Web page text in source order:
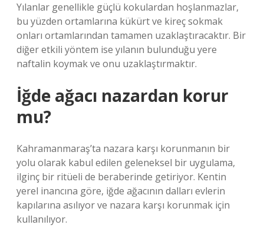
Yılanlar genellikle güçlü kokulardan hoşlanmazlar,
bu yüzden ortamlarına kükürt ve kireç sokmak
onları ortamlarından tamamen uzaklaştıracaktır. Bir
diğer etkili yöntem ise yılanın bulunduğu yere
naftalin koymak ve onu uzaklaştırmaktır.
İğde ağacı nazardan korur
mu?
Kahramanmaraş’ta nazara karşı korunmanın bir
yolu olarak kabul edilen geleneksel bir uygulama,
ilginç bir ritüeli de beraberinde getiriyor. Kentin
yerel inancına göre, iğde ağacının dalları evlerin
kapılarına asılıyor ve nazara karşı korunmak için
kullanılıyor.